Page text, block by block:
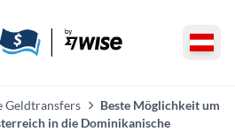
Geldtransfers
Beste Möglichkeit um
in die Dominikanische